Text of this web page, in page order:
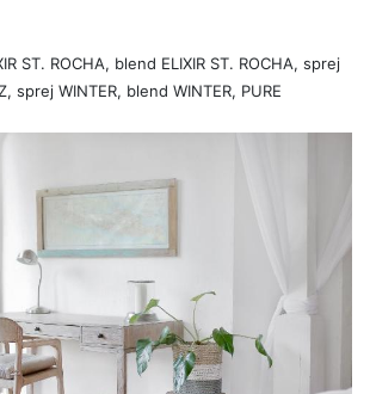
ST. ROCHA, blend ELIXIR ST. ROCHA, sprej
sprej WINTER, blend WINTER, PURE